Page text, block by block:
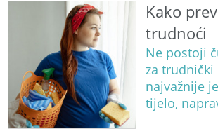
Kako
trudnoći
Ne postoji
za trudnički
najvažnije
tijelo,